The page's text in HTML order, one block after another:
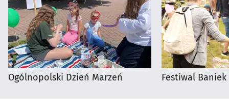
Ogólnopolski Dzień Marzeń Festiwal